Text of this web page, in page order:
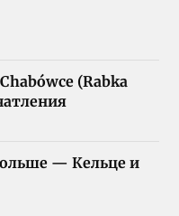
(Rabka
— Кельце и